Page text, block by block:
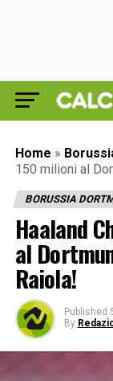
Home »
150 milioni al
BORUSSIA
Haaland
al
Raiola!
Published
By